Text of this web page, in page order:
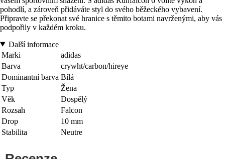
pohodlí, a zároveň přidáváte styl do svého běžeckého vybavení.
Připravte se překonat své hranice s těmito botami navrženými, aby vás
podpořily v každém kroku.
Další informace
Marki
adidas
Barva
crywht/carbon/hireye
Dominantní barva Bílá
Typ
Žena
Věk
Dospělý
Rozsah
Falcon
Drop
10 mm
Stabilita
Neutre